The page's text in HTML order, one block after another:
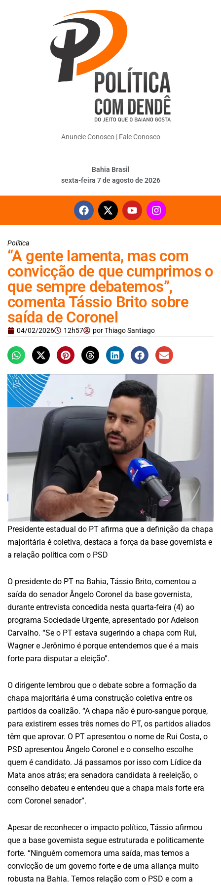
Anuncie Conosco| Fale Conosco
Bahia Brasil
sexta-feira 7 de agosto de 2026
Política
“A gente lamenta, mas com
convicção de que cumprimos o
que sempre debatemos”,
comenta Tássio Brito sobre
saída de Coronel
04/02/2026 12h57 porThiago Santiago
Presidente estadual do PT afirma que a definição da chapa
majoritária é coletiva, destaca a força da base governista e
a relação política com o PSD
O presidente do PT na Bahia, Tássio Brito, comentou a
saída do senador Ângelo Coronel da base governista,
durante entrevista concedida nesta quarta-feira (4) ao
programa Sociedade Urgente, apresentado por Adelson
Carvalho. “Se o PT estava sugerindo a chapa com Rui,
Wagner e Jerônimo é porque entendemos que é a mais
forte para disputar a eleição”.
O dirigente lembrou que o debate sobre a formação da
chapa majoritária é uma construção coletiva entre os
partidos da coalizão. “A chapa não é puro-sangue porque,
para existirem esses três nomes do PT, os partidos aliados
têm que aprovar. O PT apresentou o nome de Rui Costa, o
PSD apresentou Ângelo Coronel e o conselho escolhe
quem é candidato. Já passamos por isso com Lídice da
Mata anos atrás; era senadora candidata à reeleição, o
conselho debateu e entendeu que a chapa mais forte era
com Coronel senador”.
Apesar de reconhecer o impacto político, Tássio afirmou
que a base governista segue estruturada e politicamente
forte. “Ninguém comemora uma saída, mas temos a
convicção de um governo forte e de uma aliança muito
robusta na Bahia. Temos relação com o PSD e com a